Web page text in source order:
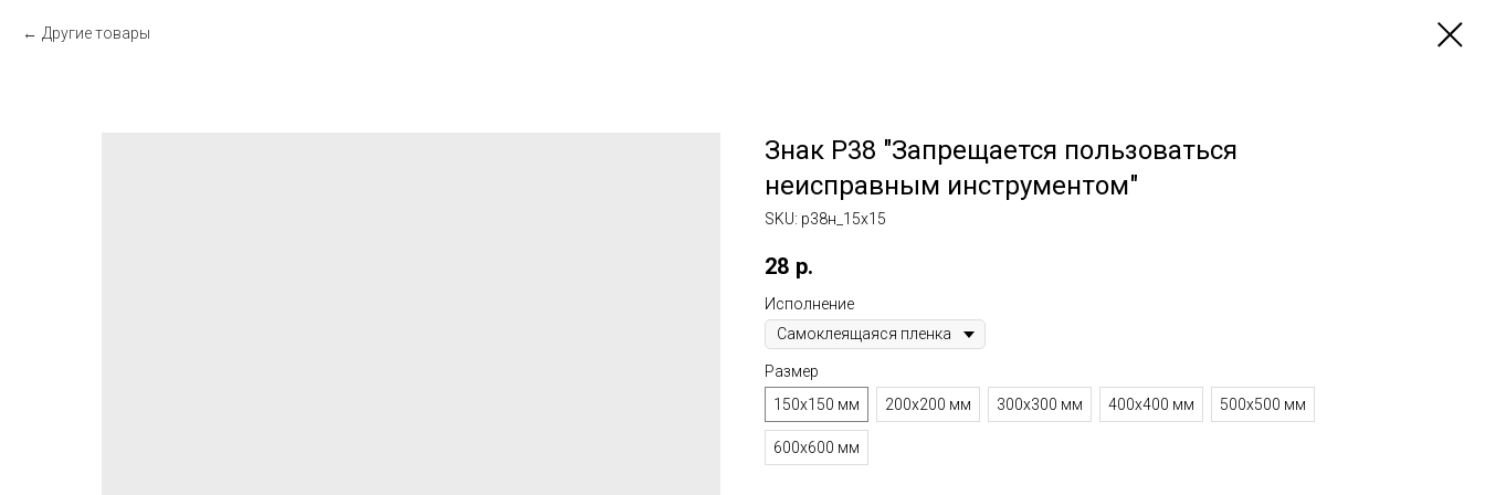
Другие товары
Знак P38 "Запрещается пользоваться
неисправным инструментом"
SKU: p38н_15x15
28 р.
Исполнение
Размер
150x150 мм
200x200 мм 300x300 мм 400x400 мм 500x500 мм
600x600 мм